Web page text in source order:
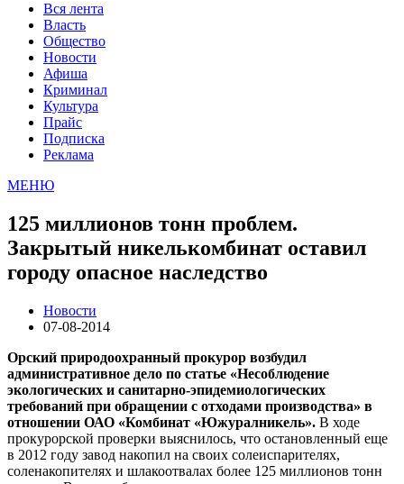
Вся лента
Власть
Общество
Новости
Афиша
Криминал
Культура
Прайс
Подписка
Реклама
МЕНЮ
125 миллионов тонн проблем.
Закрытый никелькомбинат оставил
городу опасное наследство
Новости
07-08-2014
Орский природоохранный прокурор возбудил
административное дело по статье «Несоблюдение
экологических и санитарно-эпидемиологических
требований при обращении с отходами производства» в
отношении ОАО «Комбинат «Южуралникель». В ходе
прокурорской проверки выяснилось, что остановленный еще
в 2012 году завод накопил на своих солеиспарителях,
соленакопителях и шлакоотвалах более 125 миллионов тонн